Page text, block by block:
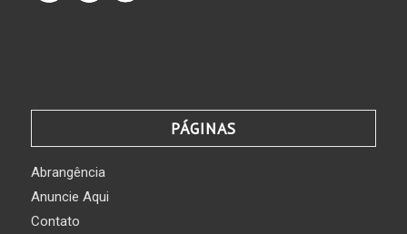
PÁGINAS
Abrangência
Anuncie Aqui
Contato